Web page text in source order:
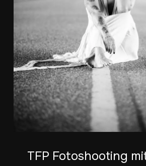
TFP Fotoshooting